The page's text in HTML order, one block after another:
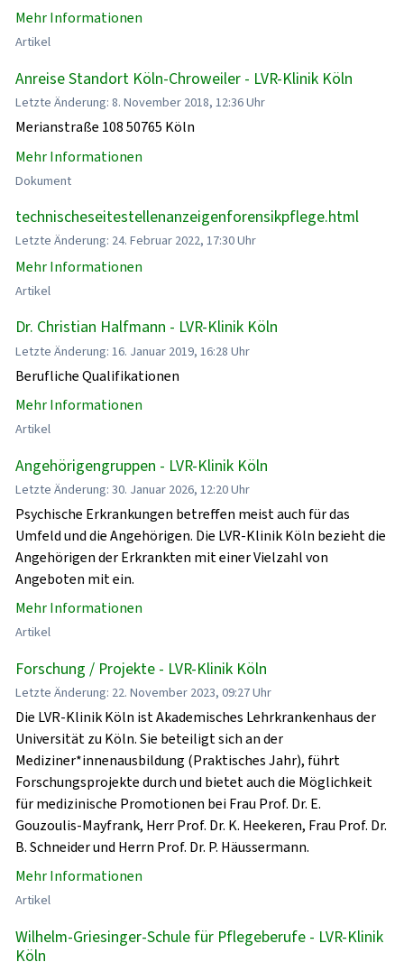
Mehr Informationen
Artikel
Anreise Standort Köln-Chroweiler - LVR-Klinik Köln
Letzte Änderung: 8. November 2018, 12:36 Uhr
Merianstraße 108 50765 Köln
Mehr Informationen
Dokument
technischeseitestellenanzeigenforensikpflege.html
Letzte Änderung: 24. Februar 2022, 17:30 Uhr
Mehr Informationen
Artikel
Dr. Christian Halfmann - LVR-Klinik Köln
Letzte Änderung: 16. Januar 2019, 16:28 Uhr
Berufliche Qualifikationen
Mehr Informationen
Artikel
Angehörigengruppen - LVR-Klinik Köln
Letzte Änderung: 30. Januar 2026, 12:20 Uhr
Psychische Erkrankungen betreffen meist auch für das
Umfeld und die Angehörigen. Die LVR-Klinik Köln bezieht die
Angehörigen der Erkrankten mit einer Vielzahl von
Angeboten mit ein.
Mehr Informationen
Artikel
Forschung / Projekte - LVR-Klinik Köln
Letzte Änderung: 22. November 2023, 09:27 Uhr
Die LVR-Klinik Köln ist Akademisches Lehrkrankenhaus der
Universität zu Köln. Sie beteiligt sich an der
Mediziner*innenausbildung (Praktisches Jahr), führt
Forschungsprojekte durch und bietet auch die Möglichkeit
für medizinische Promotionen bei Frau Prof. Dr. E.
Gouzoulis-Mayfrank, Herr Prof. Dr. K. Heekeren, Frau Prof. Dr.
B. Schneider und Herrn Prof. Dr. P. Häussermann.
Mehr Informationen
Artikel
Wilhelm-Griesinger-Schule für Pflegeberufe - LVR-Klinik
Köln